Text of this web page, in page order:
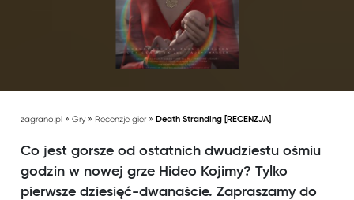
zagrano.pl »Gry» Recenzje gier »Death Stranding [RECENZJA]
Co jest gorsze od ostatnich dwudziestu ośmiu
godzin w nowej grze Hideo Kojimy? Tylko
pierwsze dziesięć-dwanaście. Zapraszamy do